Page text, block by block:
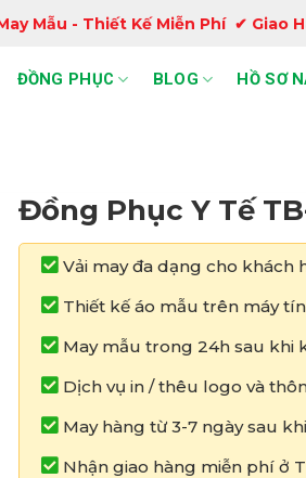
Mẫu - Thiết Kế Miễn Phí ✔ Giao
ĐỒNG PHỤC BLOG HỒ SƠ
Đồng Phục Y Tế
Vải may đa dạng cho khách
Thiết kế áo mẫu trên máy
May mẫu trong 24h sau khi
Dịch vụ in / thêu logo và
May hàng từ 3-7 ngày sau
Nhận giao hàng miễn phí ở